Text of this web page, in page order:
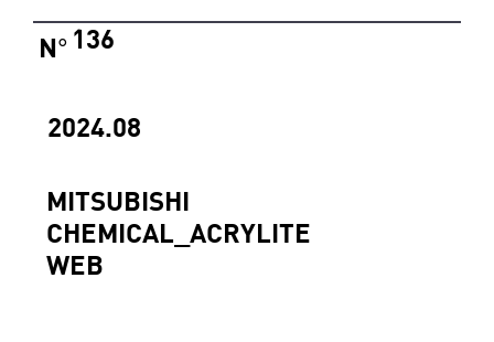
2024.08
MITSUBISHI
CHEMICAL_ACRYLITE
WEB
136
N°